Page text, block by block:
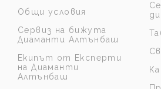
Общи условия
Сервиз на бижута
Диаманти Алтънбаш
Екипът от Експерти
на Диаманти
Алтънбаш